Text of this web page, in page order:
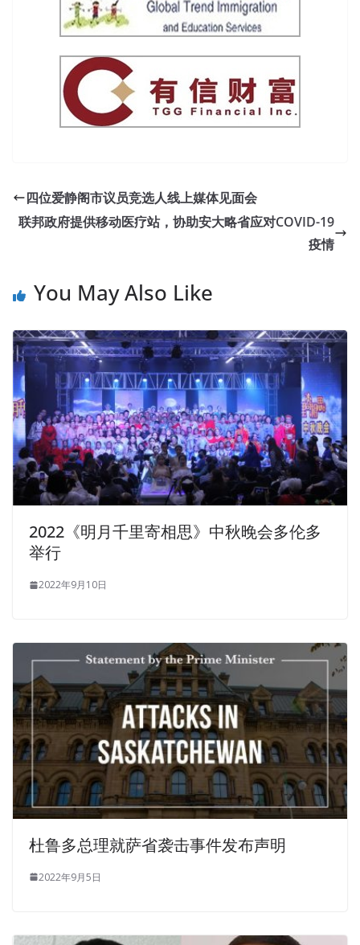
四位爱静阁市议员竞选人线上媒体见面会
联邦政府提供移动医疗站，协助安大略省应对COVID-19
疫情
You May Also Like
2022《明月千里寄相思》中秋晚会多伦多
举行
2022年9月10日
杜鲁多总理就萨省袭击事件发布声明
2022年9月5日